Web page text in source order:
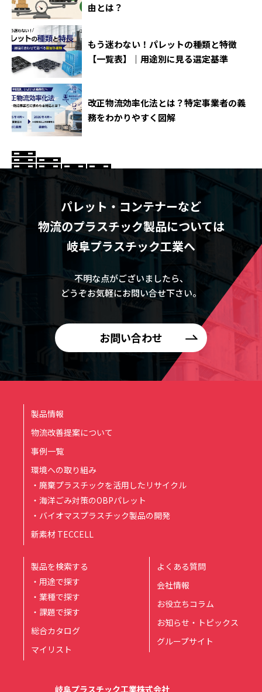
由とは？
もう迷わない！パレットの種類と特徴
【一覧表】｜用途別に見る選定基準
改正物流効率化法とは？特定事業者の義
務をわかりやすく図解
パレット・コンテナーなど
物流のプラスチック製品については
岐阜プラスチック工業へ
不明な点がございましたら、
どうぞお気軽にお問い合せ下さい。
お問い合わせ
製品情報
物流改善提案について
事例一覧
環境への取り組み
・廃棄プラスチックを活用したリサイクル
・海洋ごみ対策のOBPパレット
・バイオマスプラスチック製品の開発
新素材 TECCELL
製品を検索する
・用途で探す
・業種で探す
・課題で探す
総合カタログ
マイリスト
よくある質問
会社情報
お役立ちコラム
お知らせ・トピックス
グループサイト
岐阜プラスチック工業株式会社